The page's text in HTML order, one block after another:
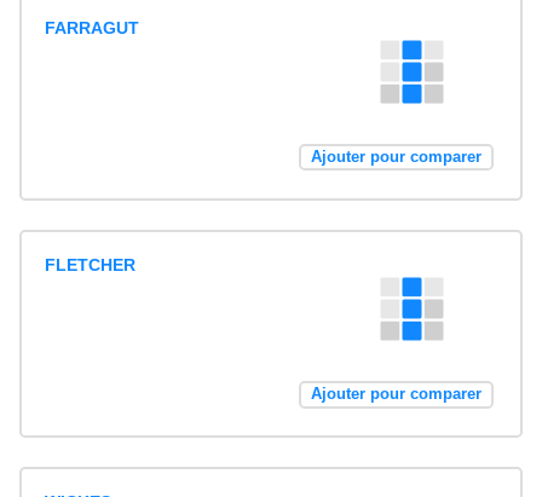
FARRAGUT
Ajouter pour comparer
FLETCHER
Ajouter pour comparer